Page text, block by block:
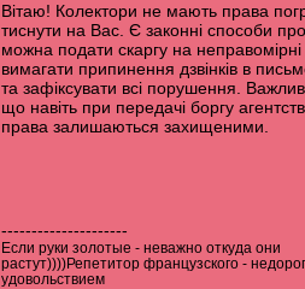
Вітаю! Колектори не мають права
тиснути на Вас. Є законні способи
можна подати скаргу на неправомірні
вимагати припинення дзвінків в
та зафіксувати всі порушення.
що навіть при передачі боргу
права залишаються захищеними.
---------------------
Если руки золотые - неважно откуда они
растут))))Репетитор французского -
удовольствием